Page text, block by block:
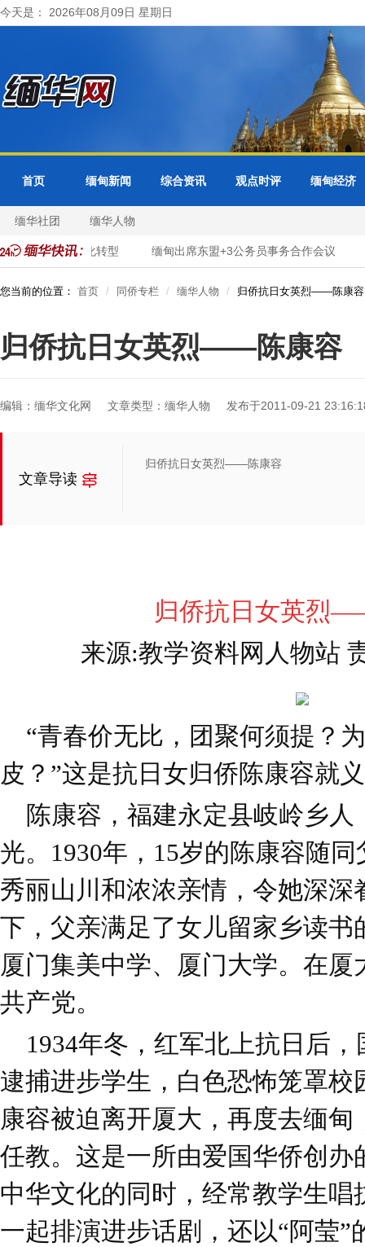
今天是： 2026年08月09日 星期日
首页 缅甸新闻 综合资讯 观点时评 缅甸经济
缅华社团 缅华人物
市政服务数字化转型 缅甸出席东盟+3公务员事务合作会议
您当前的位置： 首页 同侨专栏 缅华人物 归侨抗日女英烈——陈康容
归侨抗日女英烈——陈康容
编辑：缅华文化网 文章类型：缅华人物 发布于2011-09-21
文章导读
归侨抗日女英烈——陈康容
归侨抗日女英烈
来源:教学资料网人物站
“青春价无比，团聚何须提？
皮？”这是抗日女归侨陈康容就
陈康容，福建永定县岐岭乡人
光。1930年，15岁的陈康容随
秀丽山川和浓浓亲情，令她深
下，父亲满足了女儿留家乡读书
厦门集美中学、厦门大学。在
共产党。
1934年冬，红军北上抗日后，
逮捕进步学生，白色恐怖笼罩
康容被迫离开厦大，再度去缅
任教。这是一所由爱国华侨创办
中华文化的同时，经常教学生
一起排演进步话剧，还以“阿莹”